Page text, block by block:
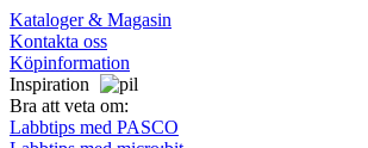
Kataloger & Magasin
Kontakta oss
Köpinformation
Inspiration
Bra att veta om:
Labbtips med PASCO